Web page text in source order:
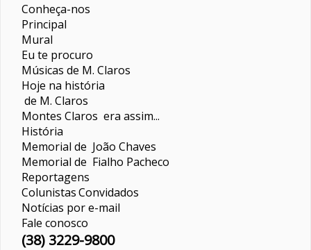
Conheça-nos
Principal
Mural
Eu te procuro
Músicas de M. Claros
Hoje na história
de M. Claros
Montes Claros era assim...
História
Memorial de João Chaves
Memorial de Fialho Pacheco
Reportagens
ColunistasConvidados
Notícias por e-mail
Fale conosco
(38) 3229-9800